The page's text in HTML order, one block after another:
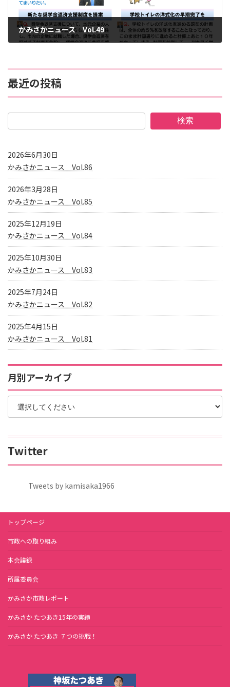
かみさかニュース Vol.49
最近の投稿
検索
2026年6月30日
かみさかニュース Vol.86
2026年3月28日
かみさかニュース Vol.85
2025年12月19日
かみさかニュース Vol.84
2025年10月30日
かみさかニュース Vol.83
2025年7月24日
かみさかニュース Vol.82
2025年4月15日
かみさかニュース Vol.81
月別アーカイブ
Twitter
Tweets by kamisaka1966
トップページ
市政への取り組み
本会議録
所属委員会
かみさか市政レポート
かみさか たつあき15年の実績
かみさか たつあき ７つの挑戦！